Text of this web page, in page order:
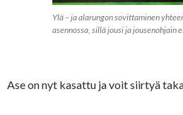
Ylä – ja alarungon sovittaminen
asennossa, sillä jousi ja jousenohjain
Ase on nyt kasattu ja voit siirtyä